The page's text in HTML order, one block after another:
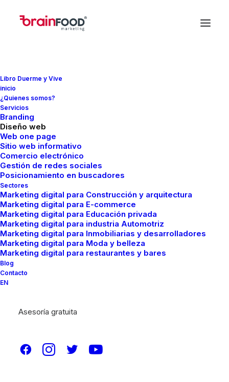
Libro Duerme y Vive
inicio
¿Quienes somos?
Servicios
Branding
Diseño web
Web one page
Sitio web informativo
Comercio electrónico
Gestión de redes sociales
Posicionamiento en buscadores
Sectores
Marketing digital para Construcción y arquitectura
Marketing digital para E-commerce
Marketing digital para Educación privada
Marketing digital para industria Automotriz
Marketing digital para Inmobiliarias y desarrolladores
Marketing digital para Moda y belleza
Marketing digital para restaurantes y bares
Blog
Contacto
EN
Asesoría gratuita
InPaginas web
Configurar dispositivo
con el comando ok
Google
FMCreador